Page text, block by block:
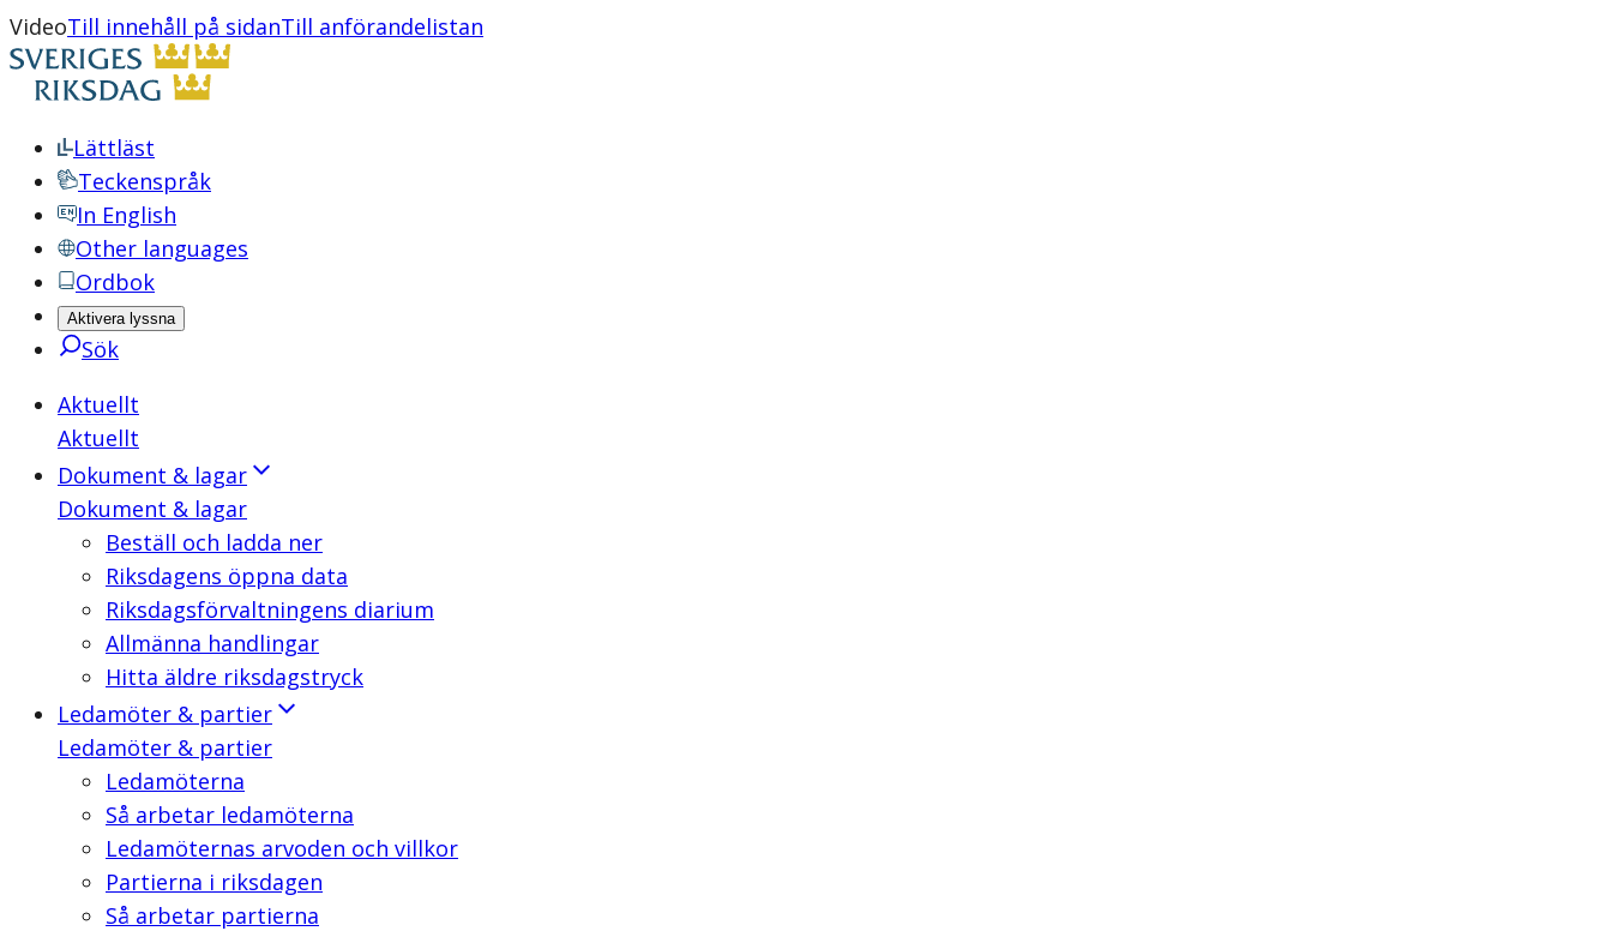
VideoTill innehåll på sidanTill anförandelistan
Lättläst
Teckenspråk
In English
Other languages
Ordbok
Aktivera lyssna
Sök
Aktuellt
Aktuellt
Dokument & lagar
Dokument & lagar
Beställ och ladda ner
Riksdagens öppna data
Riksdagsförvaltningens diarium
Allmänna handlingar
Hitta äldre riksdagstryck
Ledamöter & partier
Ledamöter & partier
Ledamöterna
Så arbetar ledamöterna
Ledamöternas arvoden och villkor
Partierna i riksdagen
Så arbetar partierna